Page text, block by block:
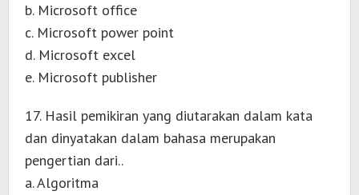
b. Microsoft office
c. Microsoft power point
d. Microsoft excel
e. Microsoft publisher
17. Hasil pemikiran yang diutarakan dalam kata
dan dinyatakan dalam bahasa merupakan
pengertian dari..
a. Algoritma